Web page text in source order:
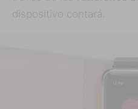
dispositivo contará.